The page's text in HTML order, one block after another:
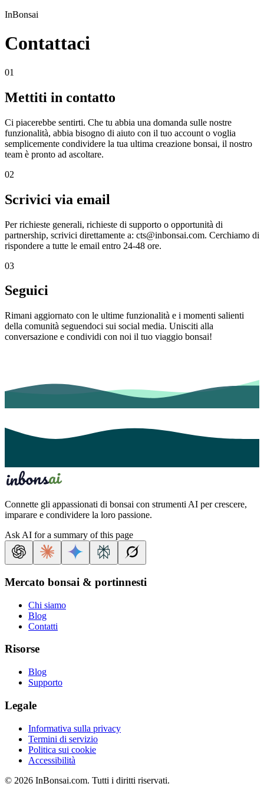
InBonsai
Contattaci
01
Mettiti in contatto
Ci piacerebbe sentirti. Che tu abbia una domanda sulle nostre
funzionalità, abbia bisogno di aiuto con il tuo account o voglia
semplicemente condividere la tua ultima creazione bonsai, il nostro
team è pronto ad ascoltare.
02
Scrivici via email
Per richieste generali, richieste di supporto o opportunità di
partnership, scrivici direttamente a: cts@inbonsai.com. Cerchiamo di
rispondere a tutte le email entro 24-48 ore.
03
Seguici
Rimani aggiornato con le ultime funzionalità e i momenti salienti
della comunità seguendoci sui social media. Unisciti alla
conversazione e condividi con noi il tuo viaggio bonsai!
Connette gli appassionati di bonsai con strumenti AI per crescere,
imparare e condividere la loro passione.
Ask AI for a summary of this page
Mercato bonsai & portinnesti
Chi siamo
Blog
Contatti
Risorse
Blog
Supporto
Legale
Informativa sulla privacy
Termini di servizio
Politica sui cookie
Accessibilità
© 2026 InBonsai.com. Tutti i diritti riservati.